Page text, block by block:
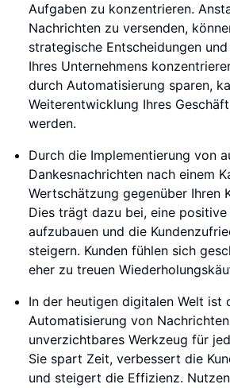
Aufgaben zu konzentrieren.
Nachrichten zu versenden,
strategische Entscheidungen
Ihres Unternehmens
durch Automatisierung sparen,
Weiterentwicklung Ihres
werden.
Durch die Implementierung von
Dankesnachrichten nach einem
Wertschätzung gegenüber Ihren
Dies trägt dazu bei, eine positive
aufzubauen und die
steigern. Kunden fühlen sich
eher zu treuen
In der heutigen digitalen Welt ist
Automatisierung von
unverzichtbares Werkzeug für
Sie spart Zeit, verbessert die
und steigert die Effizienz.